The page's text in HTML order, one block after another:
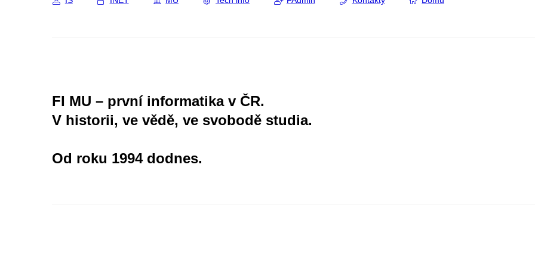
FI MU – první informatika v ČR.
V historii, ve vědě, ve svobodě studia.
Od roku 1994 dodnes.